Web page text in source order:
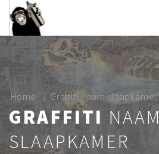
Home Graffiti naam slaapkamer
GRAFFITI NAAM
SLAAPKAMER